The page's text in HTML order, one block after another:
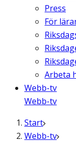
Press
För
Arbeta
Webb-tv
Webb-tv
Start
Webb-tv